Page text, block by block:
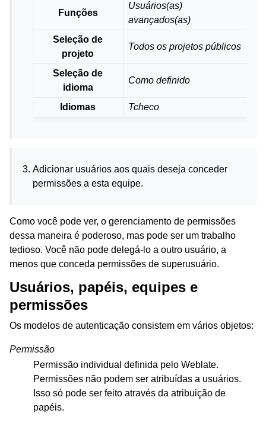
Funções
Usuários(as)
avançados(as)
Seleção de
projeto
Todos os projetos públicos
Seleção de
idioma
Como definido
Idiomas Tcheco
Adicionar usuários aos quais deseja conceder
permissões a esta equipe.
Como você pode ver, o gerenciamento de permissões
dessa maneira é poderoso, mas pode ser um trabalho
tedioso. Você não pode delegá-lo a outro usuário, a
menos que conceda permissões de superusuário.
Usuários, papéis, equipes e
permissões
Os modelos de autenticação consistem em vários objetos:
Permissão
Permissão individual definida pelo Weblate.
Permissões não podem ser atribuídas a usuários.
Isso só pode ser feito através da atribuição de
papéis.